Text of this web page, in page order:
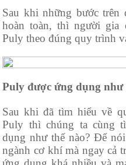
Sau khi những bước trên
hoàn toàn, thì người gia
Puly theo đúng quy trình
Puly được ứng dụng như
Sau khi đã tìm hiểu về
Puly thì chúng ta cùng
dụng như thế nào? Để
ngành cơ khí mà ngay cả